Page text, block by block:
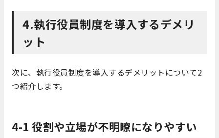
4.執行役員制度を導入するデメリ
ット
次に、執行役員制度を導入するデメリットについて2
つ紹介します。
4-1 役割や立場が不明瞭になりやすい